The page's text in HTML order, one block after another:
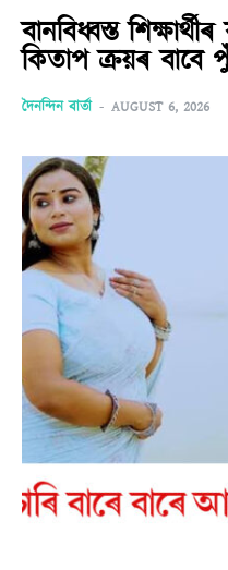
বানবিধ্বস্ত
কিতাপ ক্ৰয়ৰ বাবে
দৈনন্দিন বাৰ্তা - AUGUST 6, 2026